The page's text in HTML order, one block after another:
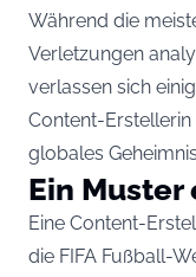
Während die
Verletzungen
verlassen sich
Content-
globales
Ein Muster
Eine Content-
die FIFA Fußball-